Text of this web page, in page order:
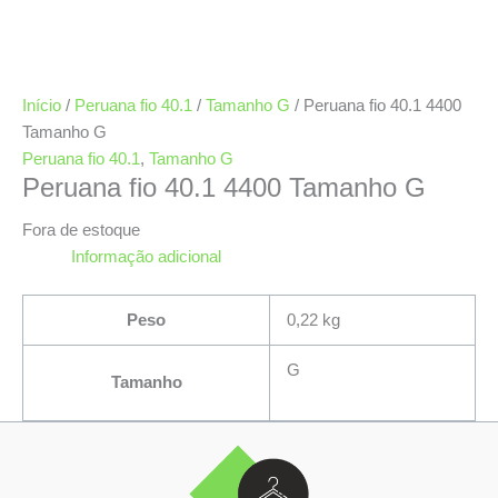
Início / Peruana fio 40.1 / Tamanho G / Peruana fio 40.1 4400
Tamanho G
Peruana fio 40.1 , Tamanho G
Peruana fio 40.1 4400 Tamanho G
Fora de estoque
Informação adicional
Peso 0,22 kg
Tamanho
G